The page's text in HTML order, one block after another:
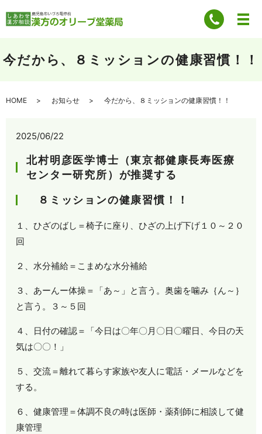
今だから、８ミッションの健康習慣！！
HOME お知らせ 今だから、８ミッションの健康習慣！！
2025/06/22
北村明彦医学博士（東京都健康長寿医療
センター研究所）が推奨する
８ミッションの健康習慣！！
１、ひざのばし＝椅子に座り、ひざの上げ下げ１０～２０
回
２、水分補給＝こまめな水分補給
３、あーんー体操＝「あ～」と言う。奥歯を噛み｛ん～｝
と言う。３～５回
４、日付の確認＝「今日は〇年〇月〇日〇曜日、今日の天
気は〇〇！」
５、交流＝離れて暮らす家族や友人に電話・メールなどを
する。
６、健康管理＝体調不良の時は医師・薬剤師に相談して健
康管理